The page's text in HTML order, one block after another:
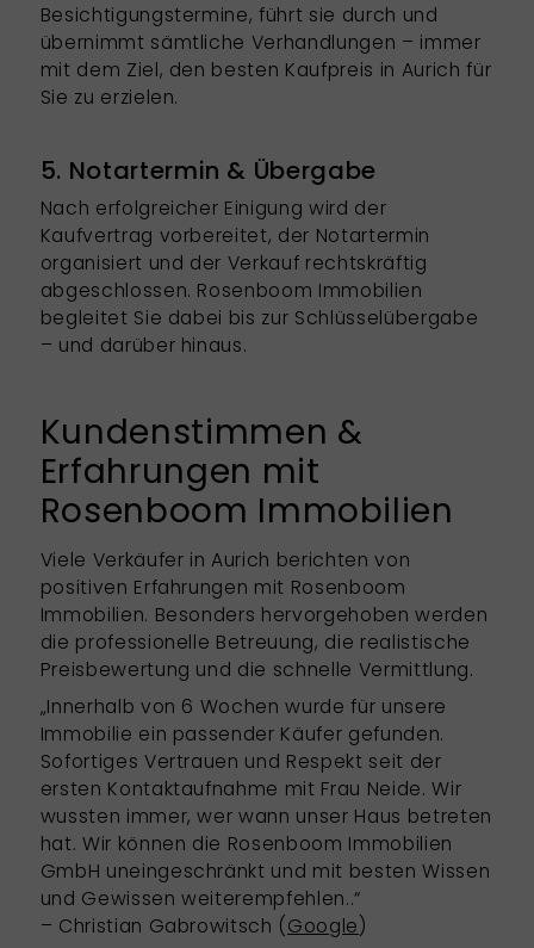
Besichtigungstermine, führt sie durch und
übernimmt sämtliche Verhandlungen – immer
mit dem Ziel, den besten Kaufpreis in Aurich für
Sie zu erzielen.
5. Notartermin & Übergabe
Nach erfolgreicher Einigung wird der
Kaufvertrag vorbereitet, der Notartermin
organisiert und der Verkauf rechtskräftig
abgeschlossen. Rosenboom Immobilien
begleitet Sie dabei bis zur Schlüsselübergabe
– und darüber hinaus.
Kundenstimmen &
Erfahrungen mit
Rosenboom Immobilien
Viele Verkäufer in Aurich berichten von
positiven Erfahrungen mit Rosenboom
Immobilien. Besonders hervorgehoben werden
die professionelle Betreuung, die realistische
Preisbewertung und die schnelle Vermittlung.
„Innerhalb von 6 Wochen wurde für unsere
Immobilie ein passender Käufer gefunden.
Sofortiges Vertrauen und Respekt seit der
ersten Kontaktaufnahme mit Frau Neide. Wir
wussten immer, wer wann unser Haus betreten
hat. Wir können die Rosenboom Immobilien
GmbH uneingeschränkt und mit besten Wissen
und Gewissen weiterempfehlen..“
– Christian Gabrowitsch (Google)